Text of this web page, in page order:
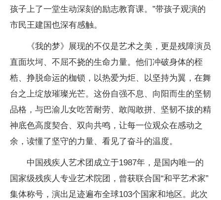
孩子上了一堂生动深刻的励志教育课。”带孩子观演的
市民王建国也深有感触。
《我的梦》展现的不仅是艺术之美，更是残障演员
直面坎坷、不屈不挠的生命力量。他们冲破身体的桎
梏、挣脱命运的枷锁，以热爱为炬、以坚持为翼，在舞
台之上绽放璀璨光芒。这份自强不息、向阳而生的坚韧
品格，与巴渝儿女吃苦耐劳、敢闯敢拼、坚韧不拔的精
神底色高度契合、双向共鸣，让每一位观众在感动之
余，读懂了坚守的力量、看见了奋斗的温度。
中国残疾人艺术团成立于1987年，是国内唯一的
国家级残疾人专业艺术院团，曾获联合国“和平艺术家”
集体称号，演出足迹遍布全球103个国家和地区。此次